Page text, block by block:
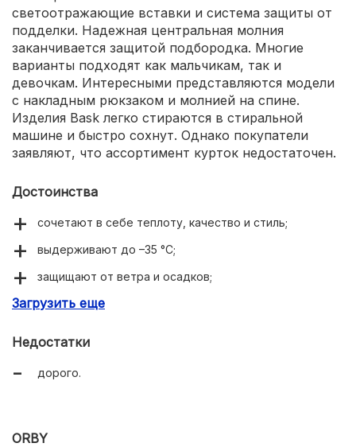
светоотражающие вставки и система защиты от
подделки. Надежная центральная молния
заканчивается защитой подбородка. Многие
варианты подходят как мальчикам, так и
девочкам. Интересными представляются модели
с накладным рюкзаком и молнией на спине.
Изделия Bask легко стираются в стиральной
машине и быстро сохнут. Однако покупатели
заявляют, что ассортимент курток недостаточен.
Достоинства
сочетают в себе теплоту, качество и стиль;
выдерживают до –35 °C;
защищают от ветра и осадков;
красивые и стильные;
снегозащитная юбка;
Загрузить еще
Недостатки
дорого.
ORBY